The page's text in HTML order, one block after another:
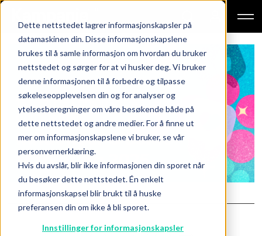
Dette nettstedet lagrer informasjonskapsler på
datamaskinen din. Disse informasjonskapslene
brukes til å samle informasjon om hvordan du bruker
nettstedet og sørger for at vi husker deg. Vi bruker
denne informasjonen til å forbedre og tilpasse
søkeleseopplevelsen din og for analyser og
ytelsesberegninger om våre besøkende både på
dette nettstedet og andre medier. For å finne ut
mer om informasjonskapslene vi bruker, se vår
personvernerklæring.
Hvis du avslår, blir ikke informasjonen din sporet når
du besøker dette nettstedet. Én enkelt
informasjonskapsel blir brukt til å huske
preferansen din om ikke å bli sporet.
Innstillinger for informasjonskapsler
15.10.2025 | 09:00 - 15:45 | Hotel
Continental
Influencer & SoMe
Marketing 2025